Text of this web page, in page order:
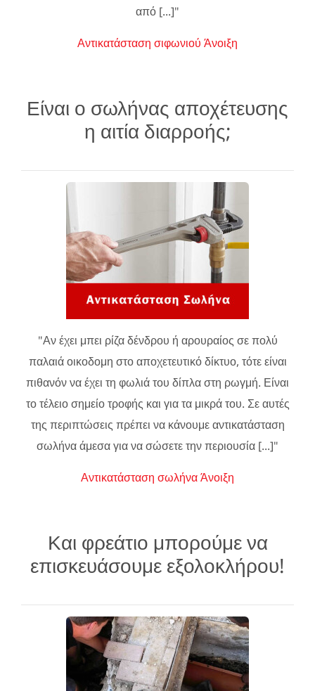
από [...]"
Αντικατάσταση σιφωνιού Άνοιξη
Είναι ο σωλήνας αποχέτευσης
η αιτία διαρροής;
"Αν έχει μπει ρίζα δένδρου ή αρουραίος σε πολύ
παλαιά οικοδομη στο αποχετευτικό δίκτυο, τότε είναι
πιθανόν να έχει τη φωλιά του δίπλα στη ρωγμή. Είναι
το τέλειο σημείο τροφής και για τα μικρά του. Σε αυτές
της περιπτώσεις πρέπει να κάνουμε αντικατάσταση
σωλήνα άμεσα για να σώσετε την περιουσία [...]"
Αντικατάσταση σωλήνα Άνοιξη
Και φρεάτιο μπορούμε να
επισκευάσουμε εξολοκλήρου!